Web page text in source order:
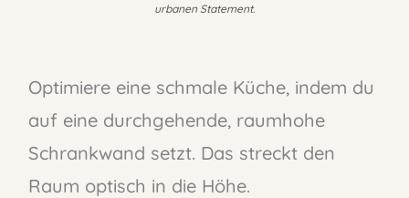
urbanen Statement.
Optimiere eine schmale Küche, indem du
auf eine durchgehende, raumhohe
Schrankwand setzt. Das streckt den
Raum optisch in die Höhe.